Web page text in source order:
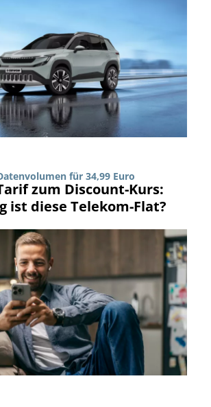
für 34,99 Euro
zum Discount-Kurs:
ist diese Telekom-Flat?